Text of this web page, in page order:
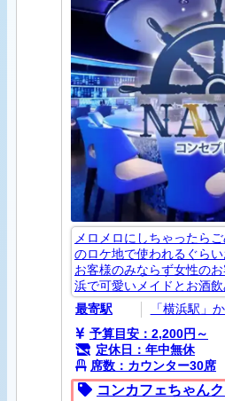
メロメロにしちゃったら
のロケ地で使われるぐら
お客様のみならず女性の
浜で可愛いメイドとお酒
最寄駅
「横浜駅」
予算目安：2,200円～
定休日：年中無休
席数：カウンター30席
コンカフェちゃん